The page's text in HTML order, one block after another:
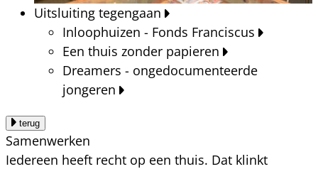
Uitsluiting tegengaan
Inloophuizen - Fonds Franciscus
Een thuis zonder papieren
Dreamers - ongedocumenteerde
jongeren
terug
Samenwerken
Iedereen heeft recht op een thuis. Dat klinkt